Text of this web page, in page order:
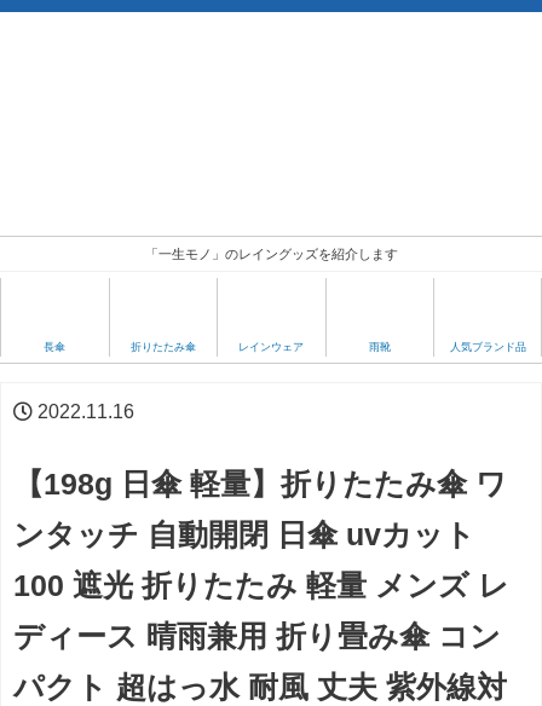
「一生モノ」のレイングッズを紹介します
長傘 折りたたみ傘 レインウェア 雨靴 人気ブランド品
2022.11.16
【198g 日傘 軽量】折りたたみ傘 ワ
ンタッチ 自動開閉 日傘 uvカット
100 遮光 折りたたみ 軽量 メンズ レ
ディース 晴雨兼用 折り畳み傘 コン
パクト 超はっ水 耐風 丈夫 紫外線対